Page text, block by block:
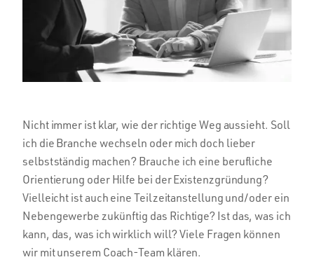
Nicht immer ist klar, wie der richtige Weg aussieht. Soll
ich die Branche wechseln oder mich doch lieber
selbstständig machen? Brauche ich eine berufliche
Orientierung oder Hilfe bei der Existenzgründung?
Vielleicht ist auch eine Teilzeitanstellung und/oder ein
Nebengewerbe zukünftig das Richtige? Ist das, was ich
kann, das, was ich wirklich will? Viele Fragen können
wir mit unserem Coach-Team klären.